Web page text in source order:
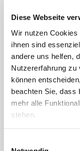
Diese Webseite
Wir nutzen
ihnen sind
andere uns helfen,
Nutzererfahrung zu
können
beachten Sie, dass
mehr alle
stehen.